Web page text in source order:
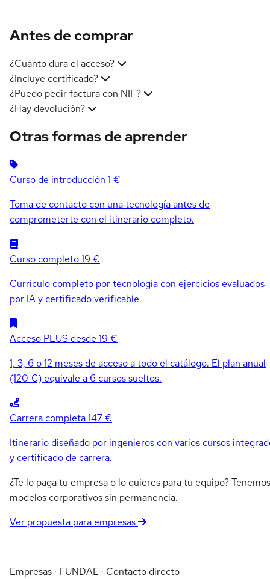
Antes de comprar
¿Cuánto dura el acceso?
¿Incluye certificado?
¿Puedo pedir factura con NIF?
¿Hay devolución?
Otras formas de aprender
Curso de introducción 1 €
Toma de contacto con una tecnología antes de
comprometerte con el itinerario completo.
Curso completo19 €
Currículo completo por tecnología con ejercicios evaluados
por IA y certificado verificable.
Acceso PLUS desde 19 €
1, 3, 6 o 12 meses de acceso a todo el catálogo. El plan anual
(120 €) equivale a 6 cursos sueltos.
Carrera completa147 €
Itinerario diseñado por ingenieros con varios cursos
y certificado de carrera.
¿Te lo paga tu empresa o lo quieres para tu equipo? Tenemos
modelos corporativos sin permanencia.
Ver propuesta para empresas
Empresas · FUNDAE · Contacto directo